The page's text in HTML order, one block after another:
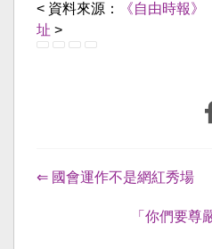
< 資料來源： 《自由時報》
址 >
⇐ 國會運作不是網紅秀場
「你們要